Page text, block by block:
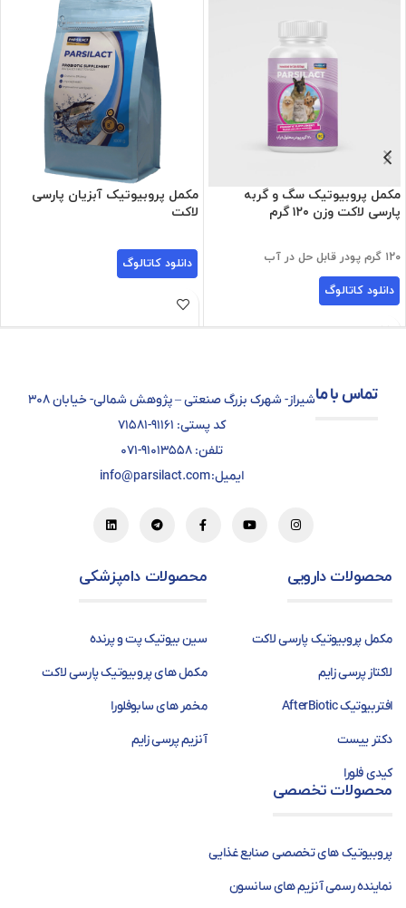
مکمل پروبیوتیک سگ و گربه
پارسی لاکت وزن ۱۲۰ گرم
۱۲۰ گرم پودر قابل حل در آب
دانلود کاتالوگ
مکمل پروبیوتیک آبزیان پارسی
لاکت
دانلود کاتالوگ
تماس با ماشیراز- شهرک بزرگ صنعتی – پژوهش شمالی- خیابان ۳۰۸
کد پستی: ۹۱۱۶۱-۷۱۵۸۱
تلفن: ۹۱۰۱۳۵۵۸-۰۷۱
ایمیل: info@parsilact.com
محصولات دارویی
مکمل پروبیوتیک پارسی لاکت
لاکتاز پرسی زایم
افتربیوتیک AfterBiotic
دکتر ییست
کیدی فلورا
محصولات دامپزشکی
سین بیوتیک پت و پرنده
مکمل های پروبیوتیک پارسی لاکت
مخمر های سابوفلورا
آنزیم پرسی زایم
محصولات تخصصی
پروبیوتیک های تخصصی صنایع غذایی
نماینده رسمی آنزیم های سانسون